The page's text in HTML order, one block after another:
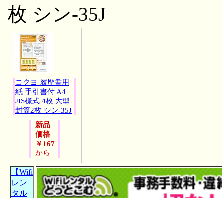
枚 シン-35J
コクヨ 履歴書用
紙 手引書付 A4
JIS様式 4枚 大型
封筒2枚 シン-35J
新品
価格
￥167
から
【Wifi
レン
タル